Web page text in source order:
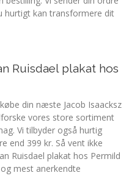
hurtigt kan transformere dit
Ruisdael plakat hos
din næste Jacob Isaacksz
vores store sortiment
Vi tilbyder også hurtig
end 399 kr. Så vent ikke
Ruisdael plakat hos Permild
mest anerkendte